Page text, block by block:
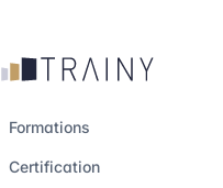
Formations
Certification